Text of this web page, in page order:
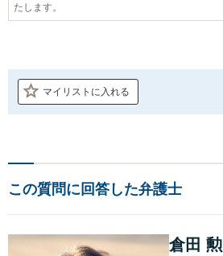
たします。
マイリストに入れる
この質問に回答した弁護士
倉田 勲